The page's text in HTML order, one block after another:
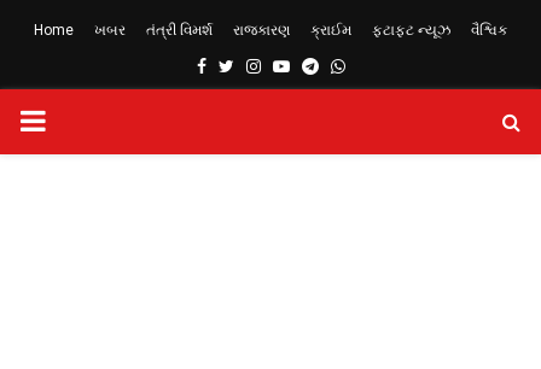
Home ખબર તંત્રી વિમર્શ રાજકારણ ક્રાઈમ ફટાફટ ન્યૂઝ વૈશ્વિક
Facebook
TwitterInstagram
YoutubeTelegram
Whatsapp
PRIMARY